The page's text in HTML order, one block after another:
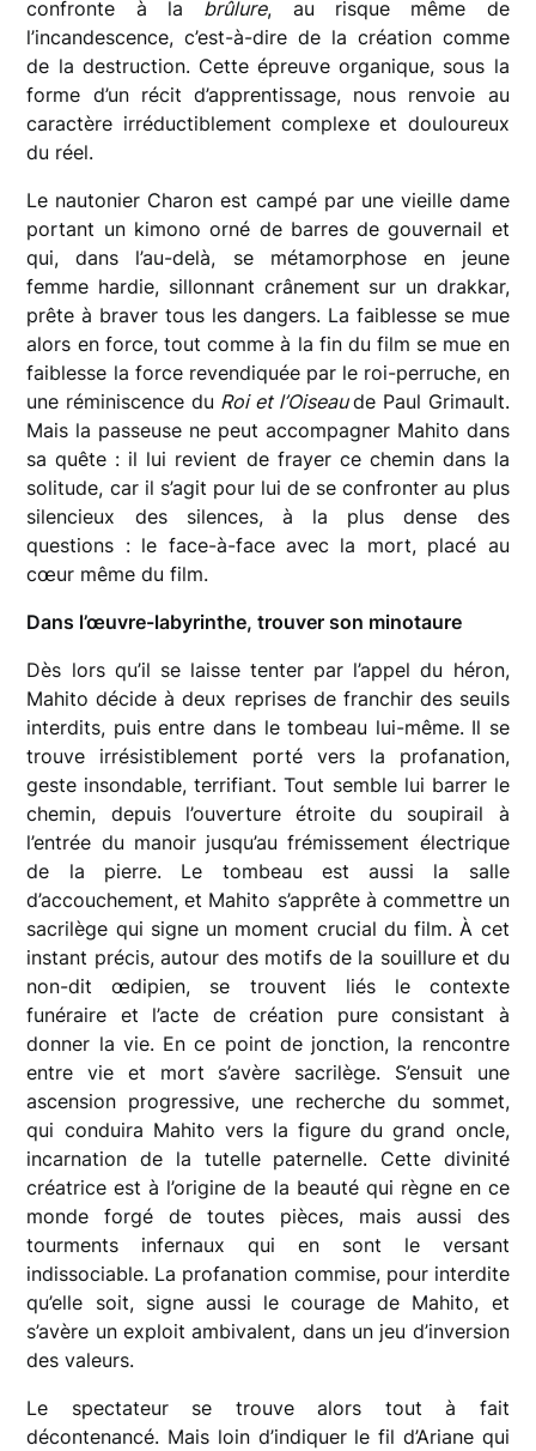
confronte à la brûlure, au risque même de
l’incandescence, c’est-à-dire de la création comme
de la destruction. Cette épreuve organique, sous la
forme d’un récit d’apprentissage, nous renvoie au
caractère irréductiblement complexe et douloureux
du réel.
Le nautonier Charon est campé par une vieille dame
portant un kimono orné de barres de gouvernail et
qui, dans l’au-delà, se métamorphose en jeune
femme hardie, sillonnant crânement sur un drakkar,
prête à braver tous les dangers. La faiblesse se mue
alors en force, tout comme à la fin du film se mue en
faiblesse la force revendiquée par le roi-perruche, en
une réminiscence du Roi et l’Oiseaude Paul Grimault.
Mais la passeuse ne peut accompagner Mahito dans
sa quête : il lui revient de frayer ce chemin dans la
solitude, car il s’agit pour lui de se confronter au plus
silencieux des silences, à la plus dense des
questions : le face-à-face avec la mort, placé au
cœur même du film.
Dans l’œuvre-labyrinthe, trouver son minotaure
Dès lors qu’il se laisse tenter par l’appel du héron,
Mahito décide à deux reprises de franchir des seuils
interdits, puis entre dans le tombeau lui-même. Il se
trouve irrésistiblement porté vers la profanation,
geste insondable, terrifiant. Tout semble lui barrer le
chemin, depuis l’ouverture étroite du soupirail à
l’entrée du manoir jusqu’au frémissement électrique
de la pierre. Le tombeau est aussi la salle
d’accouchement, et Mahito s’apprête à commettre un
sacrilège qui signe un moment crucial du film. À cet
instant précis, autour des motifs de la souillure et du
non-dit œdipien, se trouvent liés le contexte
funéraire et l’acte de création pure consistant à
donner la vie. En ce point de jonction, la rencontre
entre vie et mort s’avère sacrilège. S’ensuit une
ascension progressive, une recherche du sommet,
qui conduira Mahito vers la figure du grand oncle,
incarnation de la tutelle paternelle. Cette divinité
créatrice est à l’origine de la beauté qui règne en ce
monde forgé de toutes pièces, mais aussi des
tourments infernaux qui en sont le versant
indissociable. La profanation commise, pour interdite
qu’elle soit, signe aussi le courage de Mahito, et
s’avère un exploit ambivalent, dans un jeu d’inversion
des valeurs.
Le spectateur se trouve alors tout à fait
décontenancé. Mais loin d’indiquer le fil d’Ariane qui